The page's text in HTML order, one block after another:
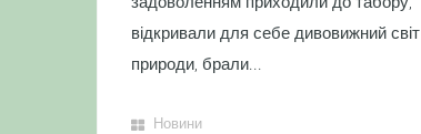
відкривали для себе дивовижний світ
природи, брали...
Новини